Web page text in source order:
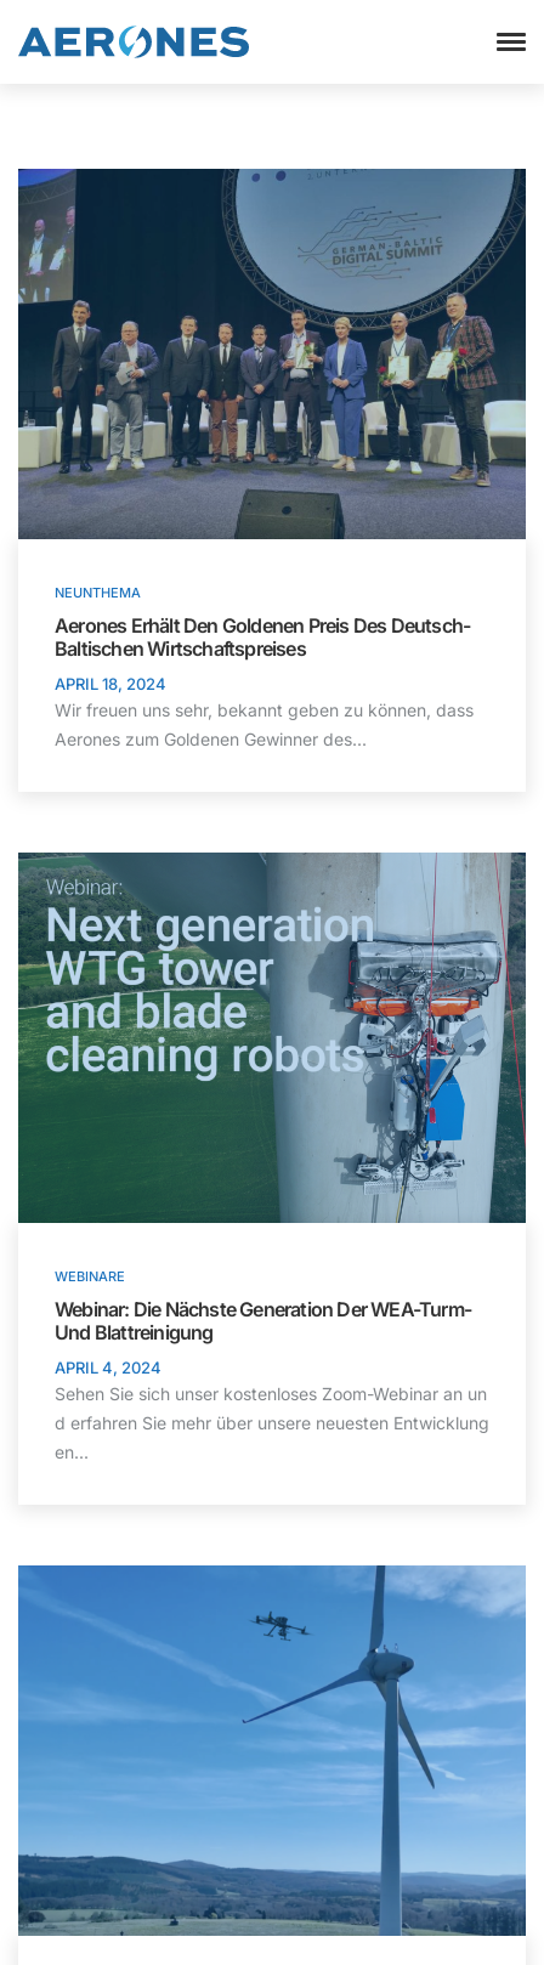
NEUNTHEMA
Aerones Erhält Den Goldenen Preis Des Deutsch-
Baltischen Wirtschaftspreises
APRIL 18, 2024
Wir freuen uns sehr, bekannt geben zu können, dass
Aerones zum Goldenen Gewinner des...
WEBINARE
Webinar: Die Nächste Generation Der WEA-Turm-
Und Blattreinigung
APRIL 4, 2024
Sehen Sie sich unser kostenloses Zoom-Webinar an un
d erfahren Sie mehr über unsere neuesten Entwicklung
en...